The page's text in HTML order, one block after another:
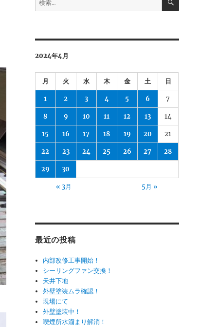
索:
2024年4月
月 火 水 木 金 土 日
1 2 3 4 5 6 7
8 9 10 11 12 13 14
15 16 17 18 19 20 21
22 23 24 25 26 27 28
29 30
« 3月 5月 »
最近の投稿
内部改修工事開始！
シーリングファン交換！
天井下地
外壁塗装ムラ確認！
現場にて
外壁塗装中！
喫煙所水溜まり解消！